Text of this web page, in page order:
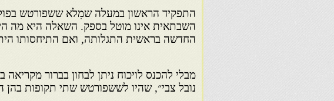
התפקיד הראשון במעלה שמִלא ששפורטש
השבתאית אינו מוטל בספק. השאלה היא מה
החדשה בראשית התגלותה, ואם התיחסותו
מבלי להכנס לויכוח ניתן לבחון בברור
נובל צבי״, שהיו לששפורטש שתי תקופות בהן